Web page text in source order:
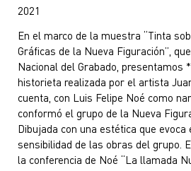
2021
En el marco de la muestra “Tinta
Gráficas de la Nueva Figuración”,
Nacional del Grabado, presentamos
historieta realizada por el artista
cuenta, con Luis Felipe Noé como
conformó el grupo de la Nueva
Dibujada con una estética que evoca
sensibilidad de las obras del grupo.
la conferencia de Noé “La llamada